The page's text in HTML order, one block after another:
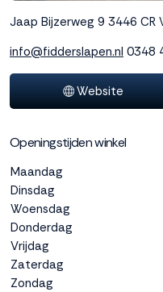
om de website te
marketing cookies
kunnen we jouw
interactie met ons
binnen en buiten
volgen. Dat doen we
anoniem. Meer
weten? Lees
dit overzicht
alle
cookieinstellingen en
lees hier onze privacy
policy
Jaap Bijzerweg 9 3446 CR
info@fidderslapen.nl 0348
Website
Openingstijden winkel
Maandag
Dinsdag
Woensdag
Donderdag
Vrijdag
Zaterdag
Zondag